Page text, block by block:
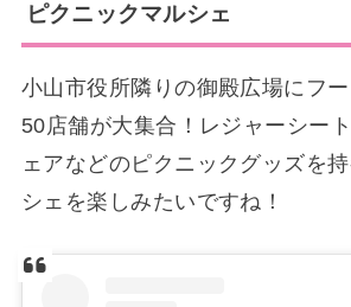
ピクニックマルシェ
小山市役所隣りの御殿広場にフ
50店舗が大集合！レジャーシー
ェアなどのピクニックグッズを
シェを楽しみたいですね！